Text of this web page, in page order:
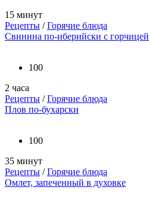
15 минут
Рецепты /Горячие блюда
Свинина по-иберийски с горчицей
100
2 часа
Рецепты /Горячие блюда
Плов по-бухарски
100
35 минут
Рецепты /Горячие блюда
Омлет, запеченный в духовке